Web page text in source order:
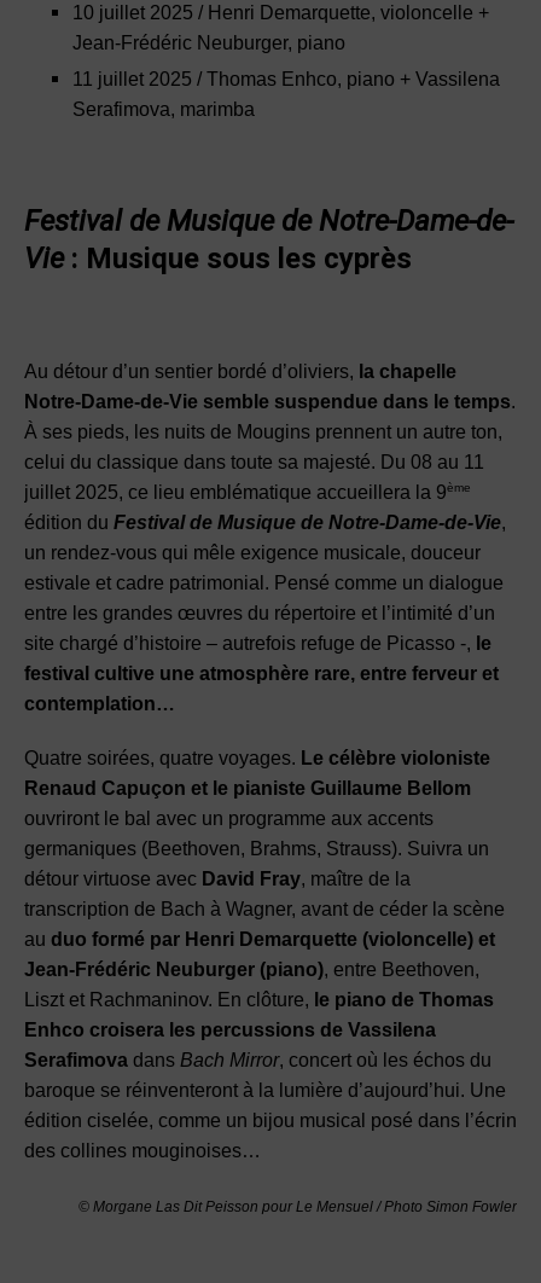
10 juillet 2025 / Henri Demarquette, violoncelle +
Jean-Frédéric Neuburger, piano
11 juillet 2025 / Thomas Enhco, piano + Vassilena
Serafimova, marimba
Festival de Musique de Notre-Dame-de-
Vie: Musique sous les cyprès
Au détour d’un sentier bordé d’oliviers, la chapelle
Notre-Dame-de-Vie semble suspendue dans le temps.
À ses pieds, les nuits de Mougins prennent un autre ton,
celui du classique dans toute sa majesté. Du 08 au 11
juillet 2025, ce lieu emblématique accueillera la 9ème
édition du Festival de Musique de Notre-Dame-de-Vie,
un rendez-vous qui mêle exigence musicale, douceur
estivale et cadre patrimonial. Pensé comme un dialogue
entre les grandes œuvres du répertoire et l’intimité d’un
site chargé d’histoire – autrefois refuge de Picasso -, le
festival cultive une atmosphère rare, entre ferveur et
contemplation…
Quatre soirées, quatre voyages. Le célèbre violoniste
Renaud Capuçon et le pianiste Guillaume Bellom
ouvriront le bal avec un programme aux accents
germaniques (Beethoven, Brahms, Strauss). Suivra un
détour virtuose avec David Fray, maître de la
transcription de Bach à Wagner, avant de céder la scène
au duo formé par Henri Demarquette (violoncelle) et
Jean-Frédéric Neuburger (piano), entre Beethoven,
Liszt et Rachmaninov. En clôture, le piano de Thomas
Enhco croisera les percussions de Vassilena
Serafimova dans Bach Mirror, concert où les échos du
baroque se réinventeront à la lumière d’aujourd’hui. Une
édition ciselée, comme un bijou musical posé dans l’écrin
des collines mouginoises…
© Morgane Las Dit Peisson pour Le Mensuel / Photo Simon Fowler